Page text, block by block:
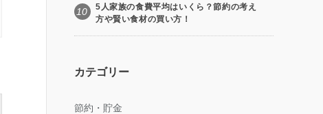
10
5人家族の食費平均はいくら？節約の考え
方や賢い食材の買い方！
カテゴリー
節約・貯金